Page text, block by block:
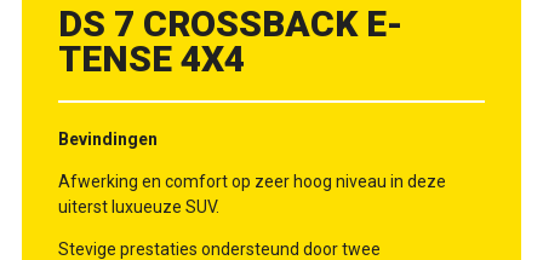
DS 7 CROSSBACK E-
TENSE 4X4
Bevindingen
Afwerking en comfort op zeer hoog niveau in deze
uiterst luxueuze SUV.
Stevige prestaties ondersteund door twee